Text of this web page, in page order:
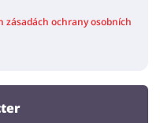
zásadách ochrany osobních